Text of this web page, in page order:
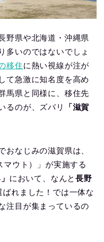
野県や北海道・沖縄県
多いのではないでしょ
移住に熱い視線が注が
て急激に知名度を高め
馬県と同様に、移住先
るのが、ズバリ
「滋賀
おなじみの滋賀県は、
ウト）」が実施する
において、なんと長野
ばれました！では一体な
注目が集まっているの